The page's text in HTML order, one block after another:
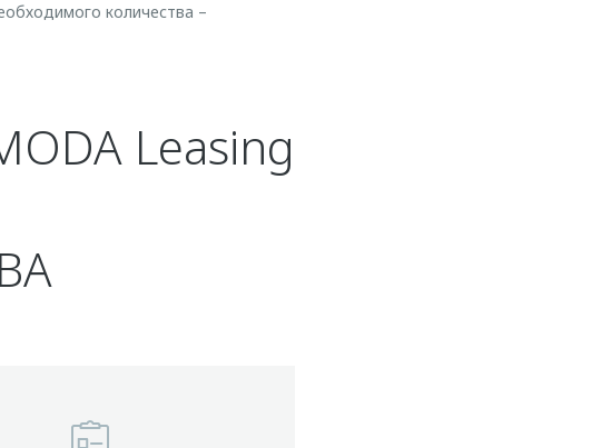
количества –
Leasing